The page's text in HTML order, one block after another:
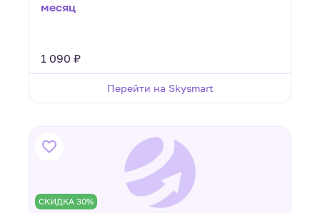
месяц
1 090 ₽
Перейти на Skysmart
СКИДКА 30%